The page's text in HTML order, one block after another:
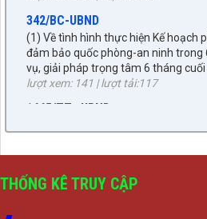
342/BC-UBND
(1) Về tình hình thực hiện Kế hoạch
đảm bảo quốc phòng-an ninh
vụ, giải pháp trọng tâm 6 tháng
lượt xem: 141 | lượt tải:117
1665/TTr-UBND
pháp bảo đảm thực hiện dân chủ ở
3/BC-BKTNS
THỐNG KÊ TRUY CẬP